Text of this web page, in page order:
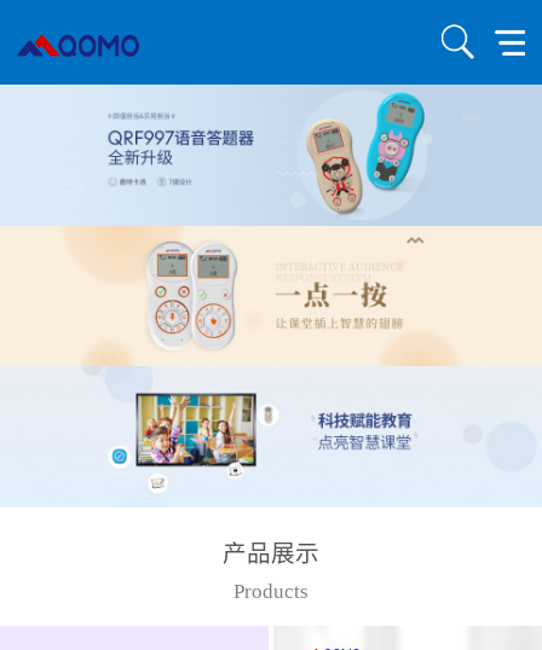
产品展示
Products